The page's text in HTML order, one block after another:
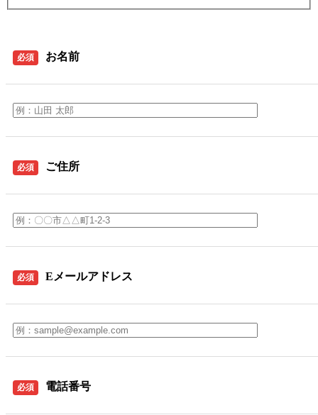
必須 お名前
必須 ご住所
必須 Eメールアドレス
必須 電話番号